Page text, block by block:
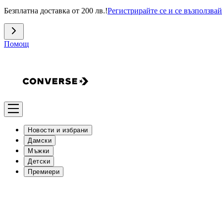
Безплатна доставка от 200 лв.!Регистрирайте се и се
Помощ
Новости и избрани
Дамски
Мъжки
Детски
Премиери